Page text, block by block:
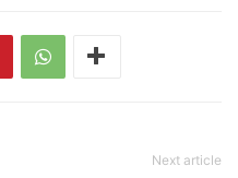
Next article